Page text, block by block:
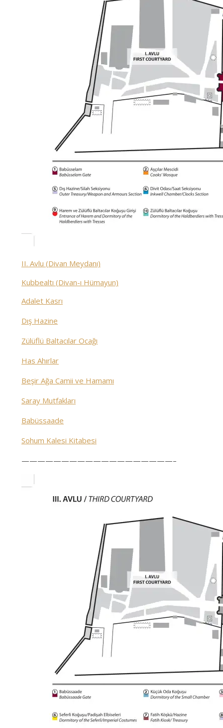
II. Avlu (Divan Meydanı)
Kubbealtı (Divan-ı Hümayun)
Adalet Kasrı
Dış Hazine
Zülüflü Baltacılar Ocağı
Has Ahırlar
Beşir Ağa Camii ve Hamamı
Saray Mutfakları
Babüssaade
Sohum Kalesi Kitabesi
———————————————————–